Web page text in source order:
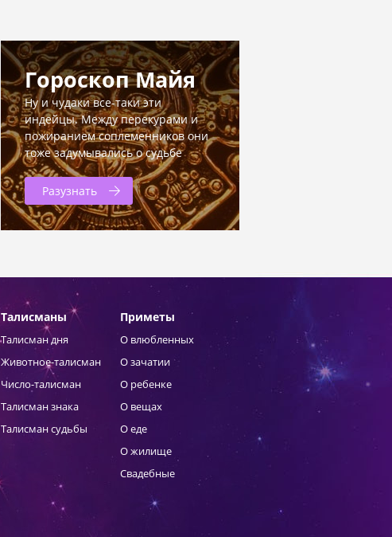
Гороскоп Майя
Ну и чудаки все-таки эти
индейцы. Между перекурами и
пожиранием соплеменников они
тоже задумывались о судьбе
Разузнать
Талисманы
Талисман дня
Животное-талисман
Число-талисман
Талисман знака
Талисман судьбы
Приметы
О влюбленных
О зачатии
О ребенке
О вещах
О еде
О жилище
Свадебные